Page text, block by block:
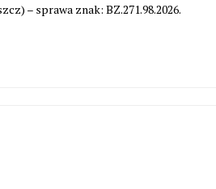
– sprawa znak: BZ.271.98.2026.